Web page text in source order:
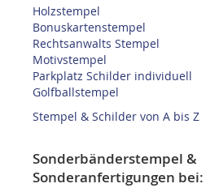
Holzstempel
Bonuskartenstempel
Rechtsanwalts Stempel
Motivstempel
Parkplatz Schilder individuell
Golfballstempel
Stempel & Schilder von A bis Z
Sonderbänderstempel &
Sonderanfertigungen bei: